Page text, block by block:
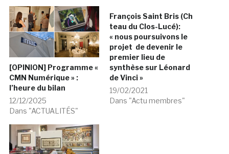
[OPINION] Programme «
CMN Numérique » :
l’heure du bilan
12/12/2025
Dans "ACTUALITÉS"
François Saint Bris (Ch
teau du Clos-Lucé):
« nous poursuivons le
projet de devenir le
premier lieu de
synthèse sur Léonard
de Vinci »
19/02/2021
Dans "Actu membres"